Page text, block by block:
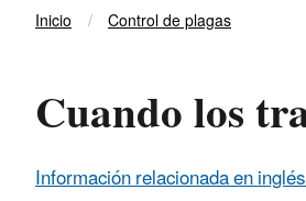
Breadcrumb
Inicio Control de plagas
Cuando los
Información relacionada en